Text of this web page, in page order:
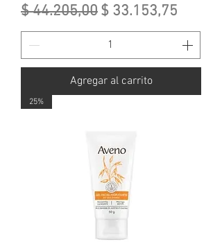
Precio
$ 44.205,00Precio de oferta
$ 33.153,75
Agregar al carrito
25%